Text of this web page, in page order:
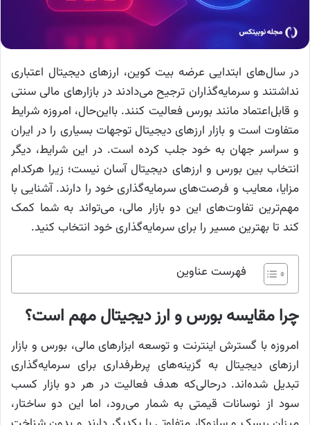
در سال‌های ابتدایی عرضه بیت کوین، ارز‌های دیجیتال اعتباری
نداشتند و سرمایه‌گذاران ترجیح می‌دادند در بازار‌های مالی سنتی
و قابل‌اعتماد مانند بورس فعالیت کنند. بااین‌حال، امروزه شرایط
متفاوت است و بازار ارز‌های دیجیتال توجهات بسیاری را در ایران
و سراسر جهان به خود جلب کرده است. در این شرایط، دیگر
انتخاب بین بورس و ارز‌های دیجیتال آسان نیست؛ زیرا هرکدام
مزایا، معایب و فرصت‌های سرمایه‌گذاری خود را دارند. آشنایی با
مهم‌ترین تفاوت‌های این دو بازار مالی، می‌تواند به شما کمک
کند تا بهترین مسیر را برای سرمایه‌گذاری خود انتخاب کنید.
فهرست عناوین
چرا مقایسه بورس و ارز دیجیتال مهم است؟
امروزه با گسترش اینترنت و توسعه ابزار‌های مالی، بورس و بازار
ارز‌های دیجیتال به گزینه‌های پرطرفداری برای سرمایه‌گذاری
تبدیل شده‌اند. درحالی‌که هدف فعالیت در هر دو بازار کسب
سود از نوسانات قیمتی به شمار می‌رود، اما این دو ساختار،